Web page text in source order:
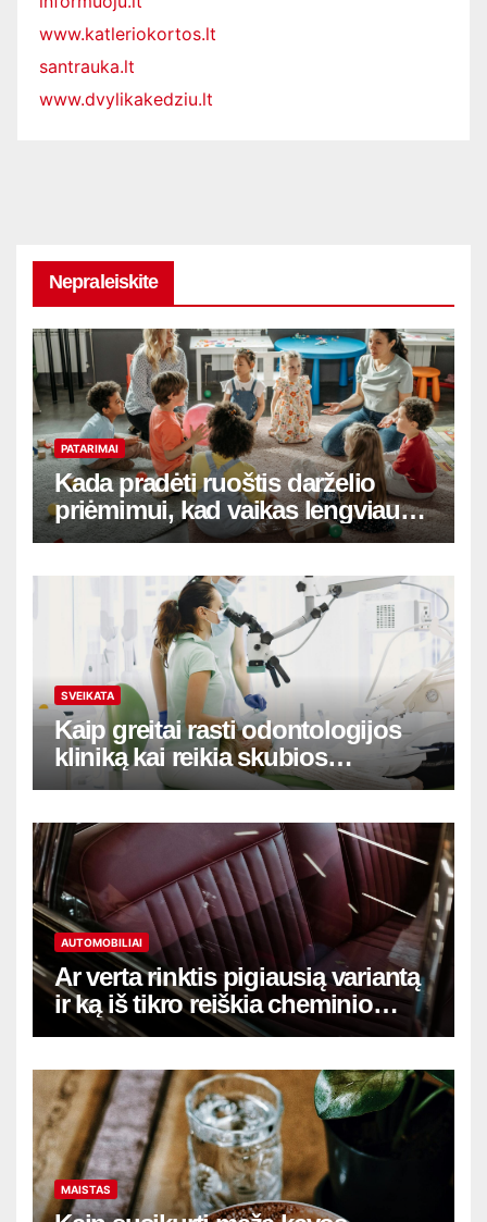
www.katleriokortos.lt
santrauka.lt
www.dvylikakedziu.lt
Nepraleiskite
PATARIMAI
Kada pradėti ruoštis darželio
priėmimui, kad vaikas lengviau
adaptuotųsi
SVEIKATA
Kaip greitai rasti odontologijos
kliniką kai reikia skubios
pagalbos
AUTOMOBILIAI
Ar verta rinktis pigiausią variantą
ir ką iš tikro reiškia cheminio
salono valymo Vilniuje kaina
MAISTAS